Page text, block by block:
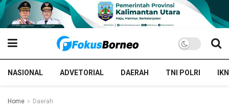
NASIONAL ADVETORIAL DAERAH TNI POLRI IKN
Home Daerah